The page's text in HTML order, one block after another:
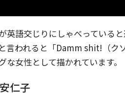
英語交じりにしゃべっている
言われると「Damm shit!（ク
女性として描かれています。
仁子